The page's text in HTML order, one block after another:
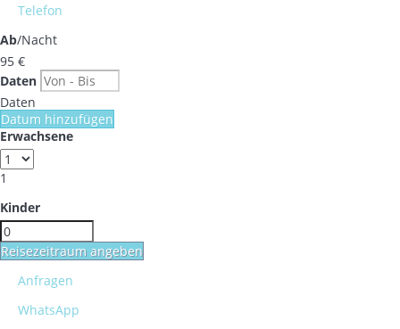
Telefon
Ab/Nacht
95 €
Daten
Daten
Datum hinzufügen
Erwachsene
1
Kinder
Reisezeitraum angeben
Anfragen
WhatsApp